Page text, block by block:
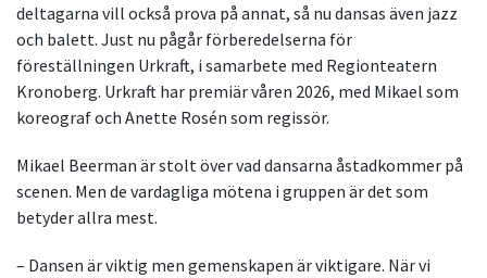
deltagarna vill också prova på annat, så nu dansas även jazz
och balett. Just nu pågår förberedelserna för
föreställningen Urkraft, i samarbete med Regionteatern
Kronoberg. Urkraft har premiär våren 2026, med Mikael som
koreograf och Anette Rosén som regissör.
Mikael Beerman är stolt över vad dansarna åstadkommer på
scenen. Men de vardagliga mötena i gruppen är det som
betyder allra mest.
– Dansen är viktig men gemenskapen är viktigare. När vi